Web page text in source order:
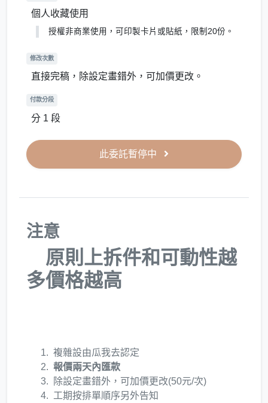
個人收藏使用
授權非商業使用，可印製卡片或貼紙，限制20份。
修改次數
直接完稿，除設定畫錯外，可加價更改。
付款分段
分 1 段
此委託暫停中
注意
原則上拆件和可動性越
多價格越高
複雜設由瓜我去認定
報價兩天內匯款
除設定畫錯外，可加價更改(50元/次)
工期按排單順序另外告知